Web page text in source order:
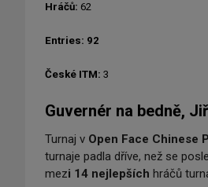
Hráčů: 62
Entries: 92
České ITM: 3
Guvernér na bedně,
Turnaj v Open Face Chinese
turnaje padla dříve, než se
mezi 14 nejlepších hráčů